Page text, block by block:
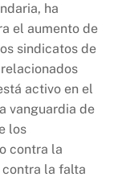
ha
el aumento de
sindicatos de
activo en el
vanguardia de
los
contra la
la falta